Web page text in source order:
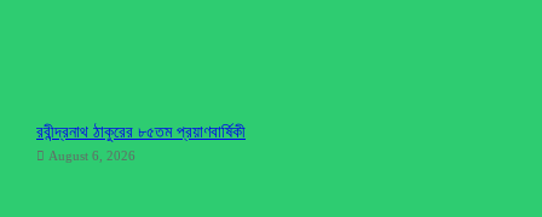
রবীন্দ্রনাথ ঠাকুরের ৮৫তম প্রয়াণবার্ষিকী
August 6, 2026